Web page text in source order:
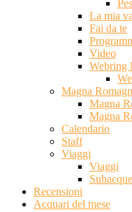
La mia
Fai da te
Video
Webring
Magna
Magna
Magna
Calendario
Staff
Viaggi
Viaggi
Recensioni
Acquari del mese